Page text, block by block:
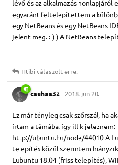
lévő és az alkalmazás
egyaránt feltelepítettem a
egy NetBeans és egy NetBeans
jelent meg. :-) ) A NetBeans
Htibiválaszolt erre.
csuhas32 2018. jún 20.
Ez már tényleg csak szőrszál, ha
írtam a témába, így illik jeleznem:
http://ubuntu.hu/node/44010 A
telepítés közül szerintem
Lubuntu 18.04 (friss telepítés),